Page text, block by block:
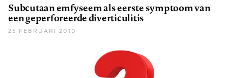
Subcutaan emfyseem als eerste symptoom van
een geperforeerde diverticulitis
25 FEBRUARI 2010